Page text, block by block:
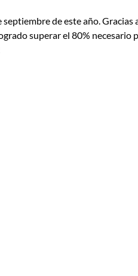
de este año. Gracias
superar el 80% necesario